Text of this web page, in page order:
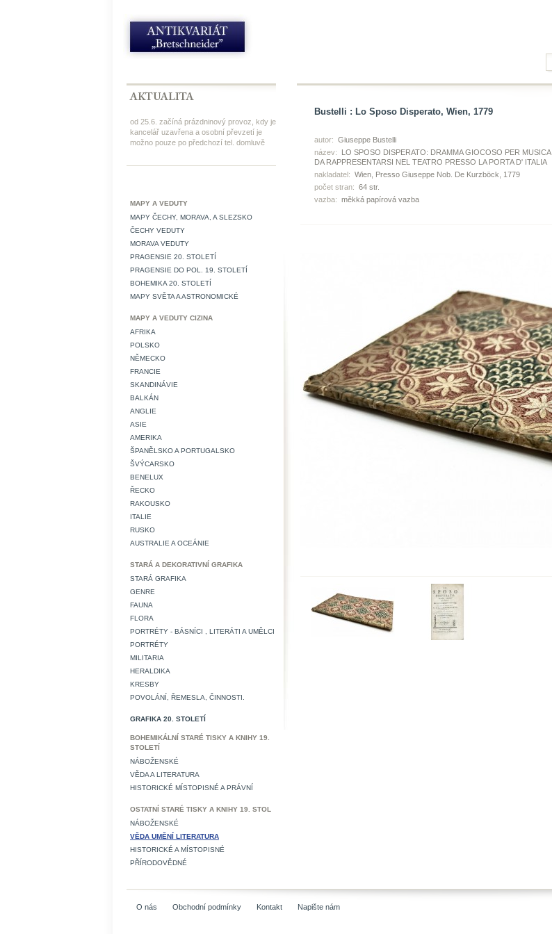
od 25.6. začíná prázdninový provoz, kdy je
kancelář uzavřena a osobní převzetí je
možno pouze po předchozí tel. domluvě
MAPY A VEDUTY
MAPY ČECHY, MORAVA, A SLEZSKO
ČECHY VEDUTY
MORAVA VEDUTY
PRAGENSIE 20. STOLETÍ
PRAGENSIE DO POL. 19. STOLETÍ
BOHEMIKA 20. STOLETÍ
MAPY SVĚTA A ASTRONOMICKÉ
MAPY A VEDUTY CIZINA
AFRIKA
POLSKO
NĚMECKO
FRANCIE
SKANDINÁVIE
BALKÁN
ANGLIE
ASIE
AMERIKA
ŠPANĚLSKO A PORTUGALSKO
ŠVÝCARSKO
BENELUX
ŘECKO
RAKOUSKO
ITALIE
RUSKO
AUSTRALIE A OCEÁNIE
STARÁ A DEKORATIVNÍ GRAFIKA
STARÁ GRAFIKA
GENRE
FAUNA
FLORA
PORTRÉTY - BÁSNÍCI , LITERÁTI A UMĚLCI
PORTRÉTY
MILITARIA
HERALDIKA
KRESBY
POVOLÁNÍ, ŘEMESLA, ČINNOSTI.
GRAFIKA 20. STOLETÍ
BOHEMIKÁLNÍ STARÉ TISKY A KNIHY 19.
STOLETÍ
NÁBOŽENSKÉ
VĚDA A LITERATURA
HISTORICKÉ MÍSTOPISNÉ A PRÁVNÍ
OSTATNÍ STARÉ TISKY A KNIHY 19. STOL
NÁBOŽENSKÉ
VĚDA UMĚNÍ LITERATURA
HISTORICKÉ A MÍSTOPISNÉ
PŘÍRODOVĚDNÉ
Bustelli : Lo Sposo Disperato, Wien, 1779
autor: Giuseppe Bustelli
název:
LO SPOSO DISPERATO: DRAMMA GIOCOSO PER MUSICA.
DA RAPPRESENTARSI NEL TEATRO PRESSO LA PORTA D' ITALIA
nakladatel: Wien, Presso Giuseppe Nob. De Kurzböck, 1779
počet stran: 64 str.
vazba: měkká papírová vazba
O nás Obchodní podmínky Kontakt Napište nám